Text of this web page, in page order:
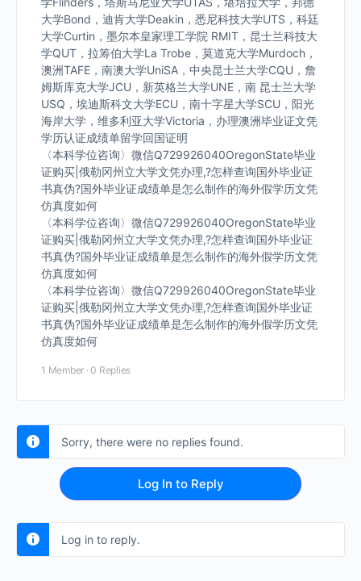
大学Bond，迪肯大学Deakin，悉尼科技大学UTS，科廷
大学Curtin，墨尔本皇家理工学院 RMIT，昆士兰科技大
学QUT，拉筹伯大学La Trobe，莫道克大学Murdoch，
澳洲TAFE，南澳大学UniSA，中央昆士兰大学CQU，詹
姆斯库克大学JCU，新英格兰大学UNE，南 昆士兰大学
USQ，埃迪斯科文大学ECU，南十字星大学SCU，阳光
海岸大学，维多利亚大学Victoria，办理澳洲毕业证文凭
学历认证成绩单留学回国证明
〈本科学位咨询〉微信Q729926040OregonState毕业
证购买|俄勒冈州立大学文凭办理,?怎样查询国外毕业证
书真伪?国外毕业证成绩单是怎么制作的海外假学历文凭
仿真度如何
〈本科学位咨询〉微信Q729926040OregonState毕业
证购买|俄勒冈州立大学文凭办理,?怎样查询国外毕业证
书真伪?国外毕业证成绩单是怎么制作的海外假学历文凭
仿真度如何
〈本科学位咨询〉微信Q729926040OregonState毕业
证购买|俄勒冈州立大学文凭办理,?怎样查询国外毕业证
书真伪?国外毕业证成绩单是怎么制作的海外假学历文凭
仿真度如何
1 Member · 0 Replies
Sorry, there were no replies found.
Log In to Reply
Log in to reply.